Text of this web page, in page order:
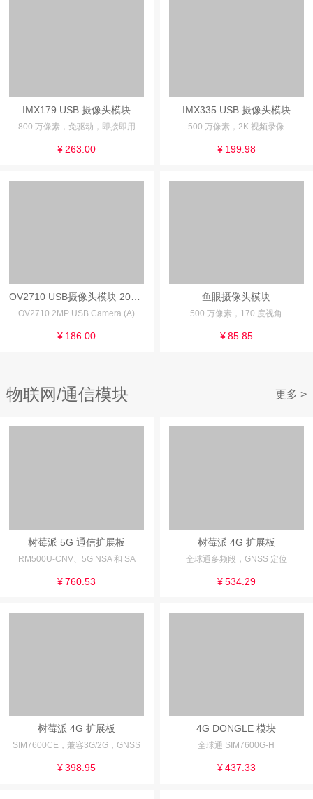
IMX179 USB 摄像头模块
800 万像素，免驱动，即接即用
¥ 263.00
IMX335 USB 摄像头模块
500 万像素，2K 视频录像
¥ 199.98
OV2710 2MP USB Camera (A)
¥ 186.00
鱼眼摄像头模块
500 万像素，170 度视角
¥ 85.85
物联网/通信模块 更多 >
树莓派 5G 通信扩展板
RM500U-CNV、5G NSA 和 SA
¥ 760.53
树莓派 4G 扩展板
全球通多频段，GNSS 定位
¥ 534.29
树莓派 4G 扩展板
SIM7600CE，兼容3G/2G，GNSS
¥ 398.95
4G DONGLE 模块
全球通 SIM7600G-H
¥ 437.33